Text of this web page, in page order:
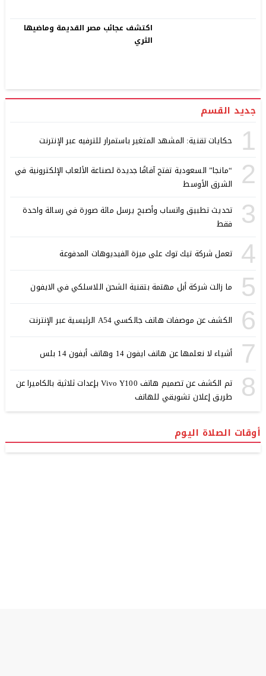
اكتشف عجائب مصر القديمة وماضيها
الثري
جديد القسم
1 حكايات تقنية: المشهد المتغير باستمرار للترفيه عبر الإنترنت
2
“مانجا” السعودية تفتح آفاقًا جديدة لصناعة الألعاب الإلكترونية في
الشرق الأوسط
3
تحديث تطبيق واتساب وأصبح يرسل مائة صورة في رسالة واحدة
فقط
4 تعمل شركة تيك توك على ميزة الفيديوهات المدفوعة
5 ما زالت شركة أبل مهتمة بتقنية الشحن اللاسلكي في الايفون
6 الكشف عن موصفات هاتف جالكسي A54 الرئيسية عبر الإنترنت
7 أشياء لا نعلمها عن هاتف ايفون 14 وهاتف أيفون 14 بلس
8
تم الكشف عن تصميم هاتف Vivo Y100 بإعدات ثلاثية بالكاميرا عن
طريق إعلان تشويقي للهاتف
أوقات الصلاة اليوم